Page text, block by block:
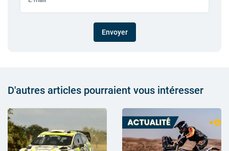
Envoyer
D'autres articles pourraient vous intéresser